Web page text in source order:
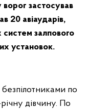
застосував
20 авіаударів,
систем залпового
установок.
по
дівчину. По